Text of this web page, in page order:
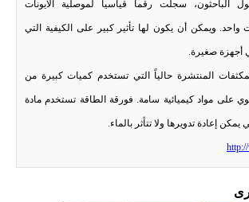
الباحثون، سجلت رقماً قياسياً لموصلية الأيونات
واحد. ويمكن أن يكون لها تأثير كبير على الكيفية التي
أجهزة صغيرة.
المنتشرة حالياً التي تستخدم كميات كبيرة من
على مواد كيميائية سامة. فورقة الطاقة تستخدم مادة
يمكن إعادة تدويرها ولا تتأثر بالماء.